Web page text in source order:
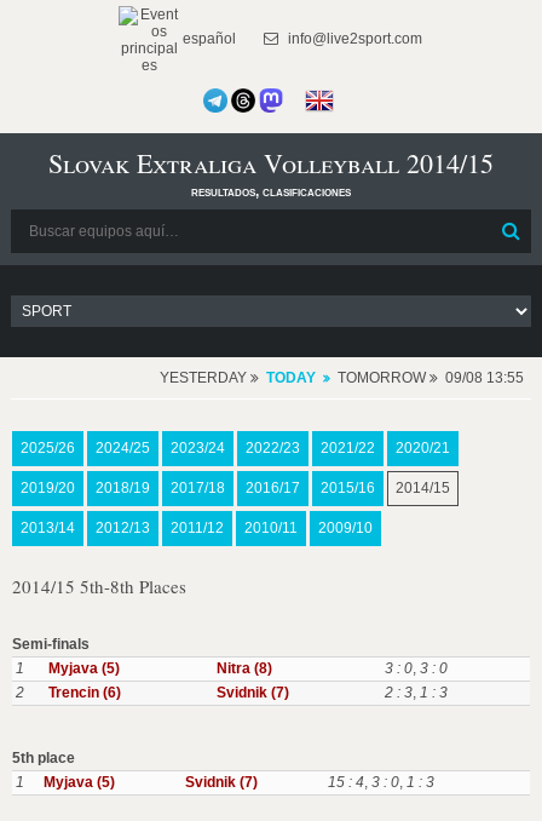
español info@live2sport.com
Slovak Extraliga Volleyball 2014/15
resultados, clasificaciones
YESTERDAY TODAY TOMORROW 09/08 13:55
2025/26 2024/25 2023/24 2022/23 2021/22 2020/21
2019/20 2018/19 2017/18 2016/17 2015/16 2014/15
2013/14 2012/13 2011/12 2010/11 2009/10
2014/15 5th-8th Places
Semi-finals
1
Myjava (5) Nitra (8) 3 : 0, 3 : 0
2
Trencin (6) Svidnik (7) 2 : 3, 1 : 3
5th place
1
Myjava (5) Svidnik (7) 15 : 4, 3 : 0, 1 : 3